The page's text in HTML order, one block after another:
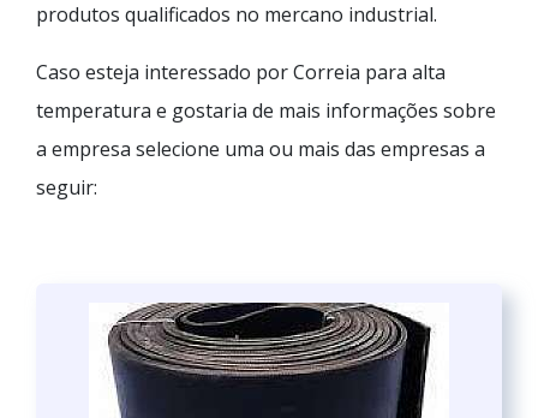
produtos qualificados no mercano industrial.
Caso esteja interessado por Correia para alta
temperatura e gostaria de mais informações sobre
a empresa selecione uma ou mais das empresas a
seguir: